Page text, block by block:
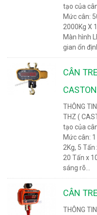
tạo của
Mức cân:
2000Kg X
Màn hình
gian ổn
CÂN
THÔNG
THZ (
tạo của
Mức cân:
2Kg, 5 Tấn
20 Tấn x
sáng rõ...
CÂN
THÔNG